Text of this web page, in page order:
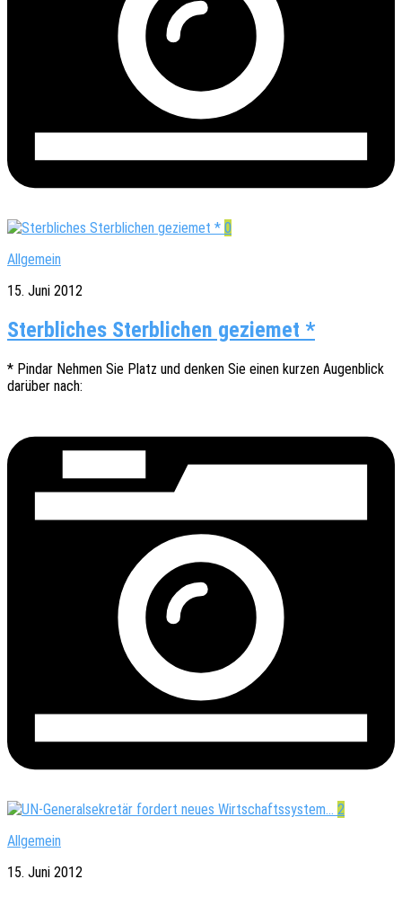
0
Allgemein
15. Juni 2012
Sterbliches Sterblichen geziemet *
* Pindar Nehmen Sie Platz und denken Sie einen kurzen Augen­blick
darüber nach:
2
Allgemein
15. Juni 2012